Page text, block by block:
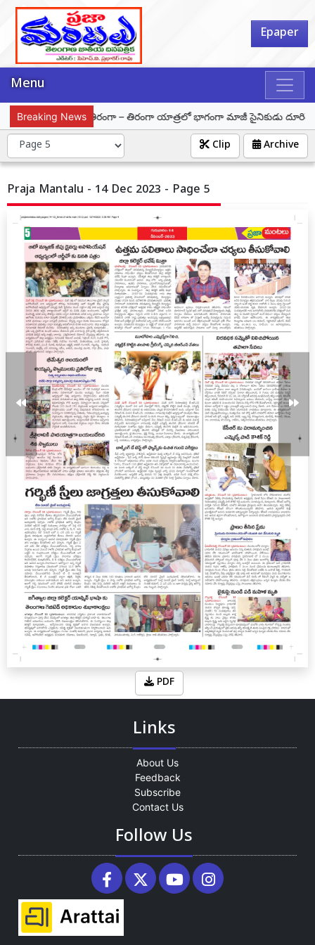
Epaper
Menu
Breaking News
హర్ ఘర్ తిరంగా – తిరంగా యాత్రలో భాగంగా మాజీ సైనికుడు దూరిశెట్టి
Archive
Clip
Praja Mantalu - 14 Dec 2023 - Page 5
PDF
Links
About Us
Feedback
Subscribe
Contact Us
Follow Us